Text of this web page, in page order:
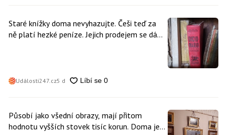
Staré knížky doma nevyhazujte. Češi teď za
ně platí hezké peníze. Jejich prodejem se dá
Události247.cz5 d
Působí jako všední obrazy, mají přitom
hodnotu vyšších stovek tisíc korun. Doma je